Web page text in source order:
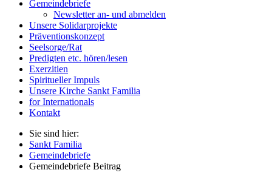
Gemeindebriefe
Newsletter an- und abmelden
Unsere Solidarprojekte
Präventionskonzept
Seelsorge/Rat
Predigten etc. hören/lesen
Exerzitien
Spiritueller Impuls
Unsere Kirche Sankt Familia
for Internationals
Kontakt
Sie sind hier:
Sankt Familia
Gemeindebriefe
Gemeindebriefe Beitrag